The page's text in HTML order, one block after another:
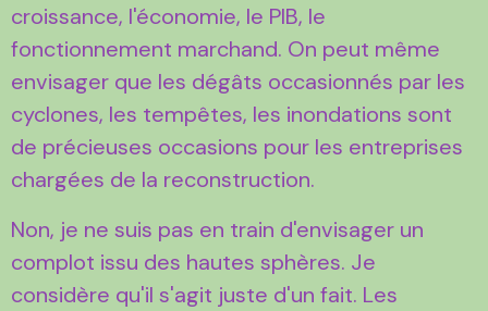
croissance, l'économie, le PIB, le
fonctionnement marchand. On peut même
envisager que les dégâts occasionnés par les
cyclones, les tempêtes, les inondations sont
de précieuses occasions pour les entreprises
chargées de la reconstruction.
Non, je ne suis pas en train d'envisager un
complot issu des hautes sphères. Je
considère qu'il s'agit juste d'un fait. Les